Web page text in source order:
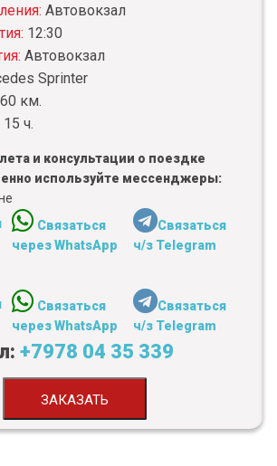
Автовокзал
12:30
Автовокзал
Sprinter
км.
15 ч.
и консультации о поездке
используйте мессенджеры:
Связаться
через WhatsApp
Связаться
ч/з Telegram
Связаться
через WhatsApp
Связаться
ч/з Telegram
+7978 04 35 339
ЗАКАЗАТЬ